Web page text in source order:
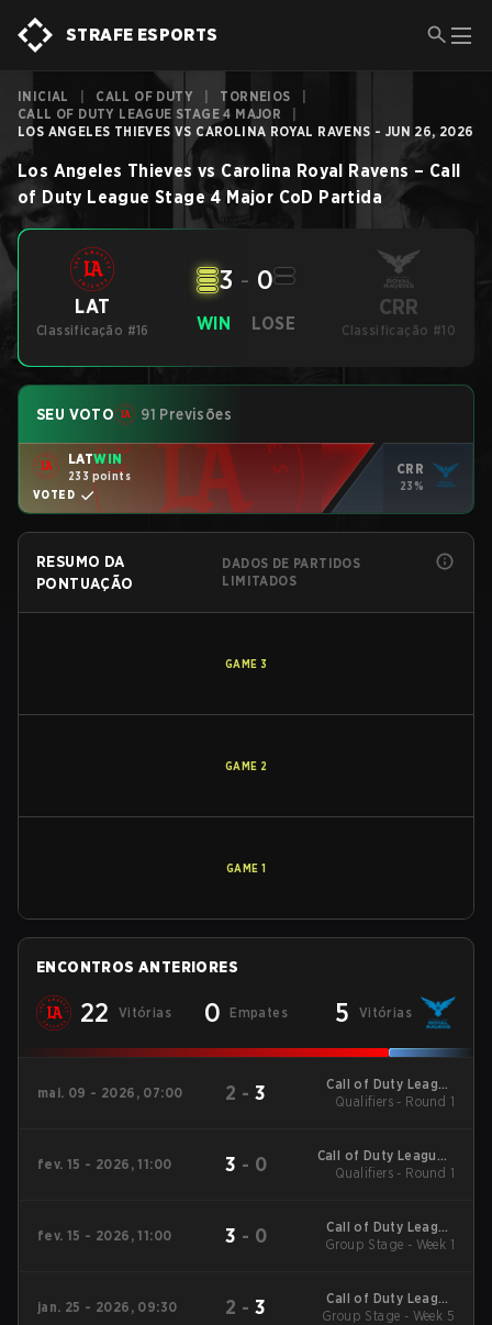
STRAFE ESPORTS
INICIAL CALL OF DUTY TORNEIOS
CALL OF DUTY LEAGUE STAGE 4 MAJOR
LOS ANGELES THIEVES VS CAROLINA ROYAL RAVENS - JUN 26, 2026
Los Angeles Thieves vs Carolina Royal Ravens – Call
of Duty League Stage 4 Major CoD Partida
LAT
Classificação #16 WIN
3 - 0
LOSE
CRR
Classificação #10
SEU VOTO 91 Previsões
LATWIN
233 points
VOTED
CRR
23%
RESUMO DA
PONTUAÇÃO
DADOS DE PARTIDOS
LIMITADOS
GAME 3
GAME 2
GAME 1
ENCONTROS ANTERIORES
22 Vitórias 0 Empates 5 Vitórias
mai. 09 - 2026, 07:00 2 -3
Call of Duty League
Stage 3 Major
Qualifiers - Round 1
fev. 15 - 2026, 11:00 3 - 0
Call of Duty League -
Call of Duty League
Qualifiers - Round 1
fev. 15 - 2026, 11:00 3 - 0
Call of Duty League
2026 Regular Season
Group Stage - Week 1
jan. 25 - 2026, 09:30 2 -3
Call of Duty League
2026 Regular Season
Group Stage - Week 5